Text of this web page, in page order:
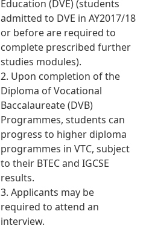
Education (DVE) (students
admitted to DVE in AY2017/18
or before are required to
complete prescribed further
studies modules).
2. Upon completion of the
Diploma of Vocational
Baccalaureate (DVB)
Programmes, students can
progress to higher diploma
programmes in VTC, subject
to their BTEC and IGCSE
results.
3. Applicants may be
required to attend an
interview.